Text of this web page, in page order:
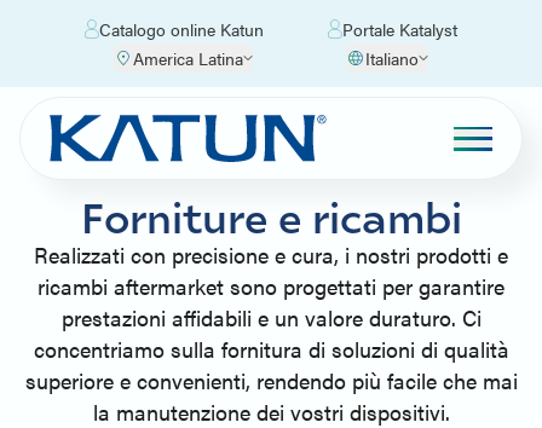
Catalogo online Katun
Portale Katalyst
America Latina
Italiano
Forniture e ricambi
Realizzati con precisione e cura, i nostri prodotti e
ricambi aftermarket sono progettati per garantire
prestazioni affidabili e un valore duraturo. Ci
concentriamo sulla fornitura di soluzioni di qualità
superiore e convenienti, rendendo più facile che mai
la manutenzione dei vostri dispositivi.